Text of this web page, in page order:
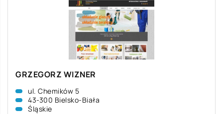
GRZEGORZ WIZNER
ul. Chemików 5
43-300 Bielsko-Biała
Śląskie